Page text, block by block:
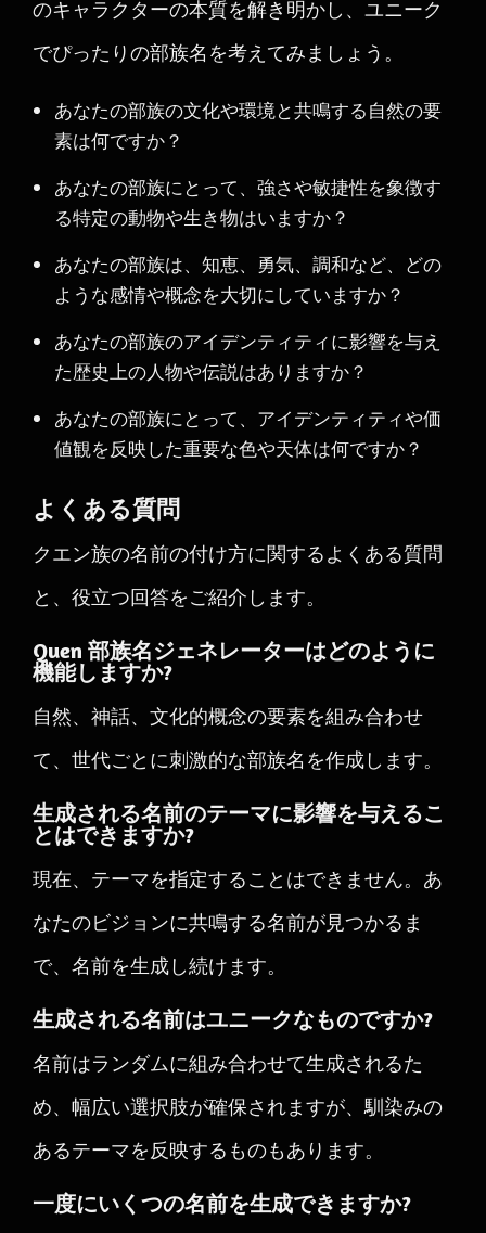
のキャラクターの本質を解き明かし、ユニーク
でぴったりの部族名を考えてみましょう。
あなたの部族の文化や環境と共鳴する自然の要
素は何ですか？
あなたの部族にとって、強さや敏捷性を象徴す
る特定の動物や生き物はいますか？
あなたの部族は、知恵、勇気、調和など、どの
ような感情や概念を大切にしていますか？
あなたの部族のアイデンティティに影響を与え
た歴史上の人物や伝説はありますか？
あなたの部族にとって、アイデンティティや価
値観を反映した重要な色や天体は何ですか？
よくある質問
クエン族の名前の付け方に関するよくある質問
と、役立つ回答をご紹介します。
Quen 部族名ジェネレーターはどのように
機能しますか?
自然、神話、文化的概念の要素を組み合わせ
て、世代ごとに刺激的な部族名を作成します。
生成される名前のテーマに影響を与えるこ
とはできますか?
現在、テーマを指定することはできません。あ
なたのビジョンに共鳴する名前が見つかるま
で、名前を生成し続けます。
生成される名前はユニークなものですか?
名前はランダムに組み合わせて生成されるた
め、幅広い選択肢が確保されますが、馴染みの
あるテーマを反映するものもあります。
一度にいくつの名前を生成できますか?